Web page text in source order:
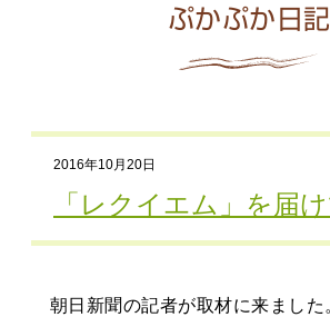
お休み中
でんぱた
ぷかぷか日記
2016年10月20日
「レクイエム」を届
朝日新聞の記者が取材に来ました